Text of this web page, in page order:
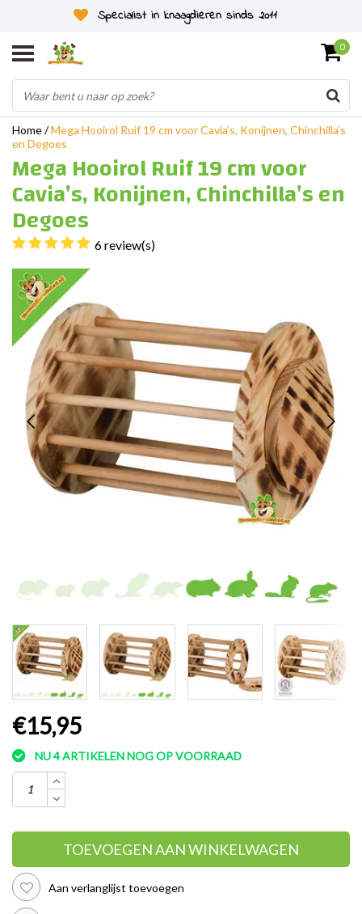
Specialist in knaagdieren sinds 2011
0
Home/Mega Hooirol Ruif 19 cm voor Cavia’s, Konijnen, Chinchilla’s
en Degoes
Mega Hooirol Ruif 19 cm voor
Cavia’s, Konijnen, Chinchilla’s en
Degoes
6 review(s)
€15,95
NU 4 ARTIKELEN NOG OP VOORRAAD
TOEVOEGEN AAN WINKELWAGEN
Aan verlanglijst toevoegen